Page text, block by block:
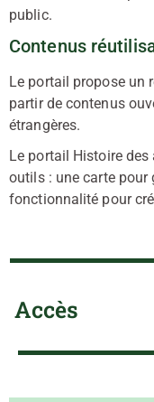
public.
Contenus
Le portail propose un
partir de contenus
étrangères.
Le portail Histoire
outils : une carte pour
fonctionnalité pour
Accès